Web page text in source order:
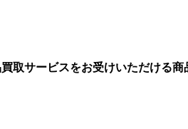
取サービスをお受けいただける商